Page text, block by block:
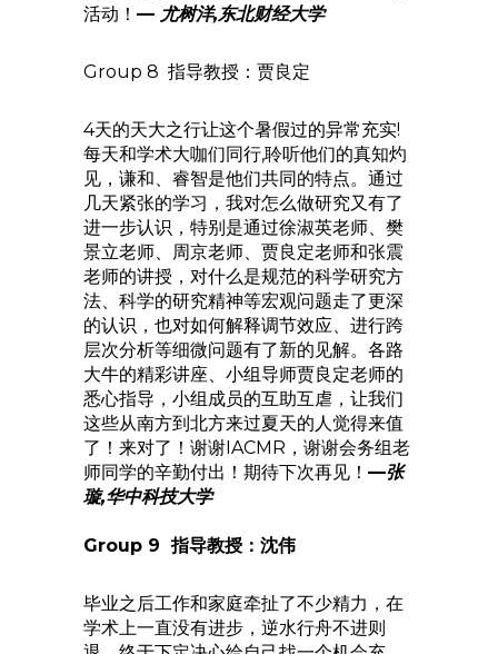
活动！ — 尤树洋,东北财经大学
Group 8 指导教授：贾良定
4天的天大之行让这个暑假过的异常充实!
每天和学术大咖们同行,聆听他们的真知灼
见，谦和、睿智是他们共同的特点。通过
几天紧张的学习，我对怎么做研究又有了
进一步认识，特别是通过徐淑英老师、樊
景立老师、周京老师、贾良定老师和张震
老师的讲授，对什么是规范的科学研究方
法、科学的研究精神等宏观问题走了更深
的认识，也对如何解释调节效应、进行跨
层次分析等细微问题有了新的见解。各路
大牛的精彩讲座、小组导师贾良定老师的
悉心指导，小组成员的互助互虐，让我们
这些从南方到北方来过夏天的人觉得来值
了！来对了！谢谢IACMR，谢谢会务组老
师同学的辛勤付出！期待下次再见！ —张
璇,华中科技大学
Group 9 指导教授：沈伟
毕业之后工作和家庭牵扯了不少精力，在
学术上一直没有进步，逆水行舟不进则